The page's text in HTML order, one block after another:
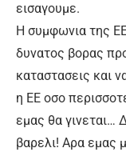
εισαγουμε.
Η συμφωνια της
δυνατος βορας
καταστασεις και
η ΕΕ οσο
εμας θα γινεται…
βαρελι! Αρα εμας